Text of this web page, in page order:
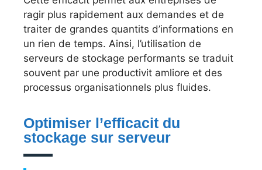
ragir plus rapidement aux demandes et de
traiter de grandes quantits d’informations en
un rien de temps. Ainsi, l’utilisation de
serveurs de stockage performants se traduit
souvent par une productivit amliore et des
processus organisationnels plus fluides.
Optimiser l’efficacit du
stockage sur serveur